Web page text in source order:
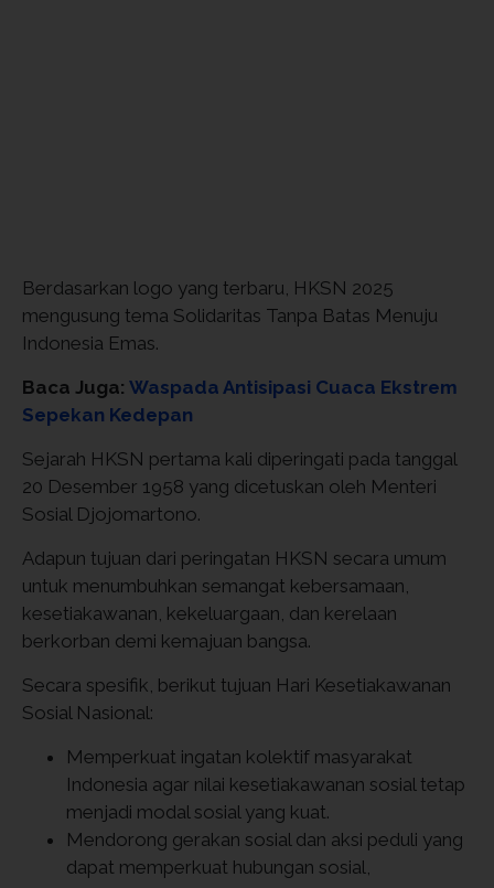
Berdasarkan logo yang terbaru, HKSN 2025
mengusung tema Solidaritas Tanpa Batas Menuju
Indonesia Emas.
Baca Juga: Waspada Antisipasi Cuaca Ekstrem
Sepekan Kedepan
Sejarah HKSN pertama kali diperingati pada tanggal
20 Desember 1958 yang dicetuskan oleh Menteri
Sosial Djojomartono.
Adapun tujuan dari peringatan HKSN secara umum
untuk menumbuhkan semangat kebersamaan,
kesetiakawanan, kekeluargaan, dan kerelaan
berkorban demi kemajuan bangsa.
Secara spesifik, berikut tujuan Hari Kesetiakawanan
Sosial Nasional:
Memperkuat ingatan kolektif masyarakat
Indonesia agar nilai kesetiakawanan sosial tetap
menjadi modal sosial yang kuat.
Mendorong gerakan sosial dan aksi peduli yang
dapat memperkuat hubungan sosial,